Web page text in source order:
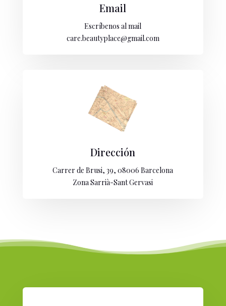
Email
Escríbenos al mail
care.beautyplace@gmail.com
Dirección
Carrer de Brusi, 39, 08006 Barcelona
Zona Sarrià-Sant Gervasi